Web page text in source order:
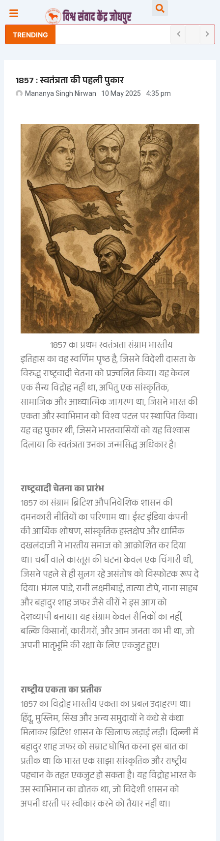
TRENDING
1857 : स्वतंत्रता की पहली पुकार
Mananya Singh Nirwan 10 May 2025 4:35 pm
1857 का प्रथम स्वतंत्रता संग्राम भारतीय
इतिहास का वह स्वर्णिम पृष्ठ है, जिसने विदेशी दासता के
विरुद्ध राष्ट्रवादी चेतना को प्रज्वलित किया। यह केवल
एक सैन्य विद्रोह नहीं था, अपितु एक सांस्कृतिक,
सामाजिक और आध्यात्मिक जागरण था, जिसने भारत की
एकता और स्वाभिमान को विश्व पटल पर स्थापित किया।
यह वह पुकार थी, जिसने भारतवासियों को यह विश्वास
दिलाया कि स्वतंत्रता उनका जन्मसिद्ध अधिकार है।
राष्ट्रवादी चेतना का प्रारंभ
1857 का संग्राम ब्रिटिश औपनिवेशिक शासन की
दमनकारी नीतियों का परिणाम था। ईस्ट इंडिया कंपनी
की आर्थिक शोषण, सांस्कृतिक हस्तक्षेप और धार्मिक
दखलंदाजी ने भारतीय समाज को आक्रोशित कर दिया
था। चर्बी वाले कारतूस की घटना केवल एक चिंगारी थी,
जिसने पहले से ही सुलग रहे असंतोष को विस्फोटक रूप दे
दिया। मंगल पांडे, रानी लक्ष्मीबाई, तात्या टोपे, नाना साहब
और बहादुर शाह जफर जैसे वीरों ने इस आग को
देशव्यापी बनाया। यह संग्राम केवल सैनिकों का नहीं,
बल्कि किसानों, कारीगरों, और आम जनता का भी था, जो
अपनी मातृभूमि की रक्षा के लिए एकजुट हुए।
राष्ट्रीय एकता का प्रतीक
1857 का विद्रोह भारतीय एकता का प्रबल उदाहरण था।
हिंदू, मुस्लिम, सिख और अन्य समुदायों ने कंधे से कंधा
मिलाकर ब्रिटिश शासन के खिलाफ लड़ाई लड़ी। दिल्ली में
बहादुर शाह जफर को सम्राट घोषित करना इस बात का
प्रतीक था कि भारत एक साझा सांस्कृतिक और राष्ट्रीय
पहचान के तहत एकजुट हो सकता है। यह विद्रोह भारत के
उस स्वाभिमान का द्योतक था, जो विदेशी शासन को
अपनी धरती पर स्वीकार करने को तैयार नहीं था।